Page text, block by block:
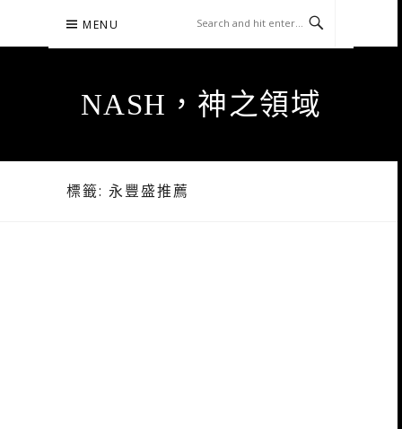
content
MENU
NASH，神之領域
標籤: 永豐盛推薦